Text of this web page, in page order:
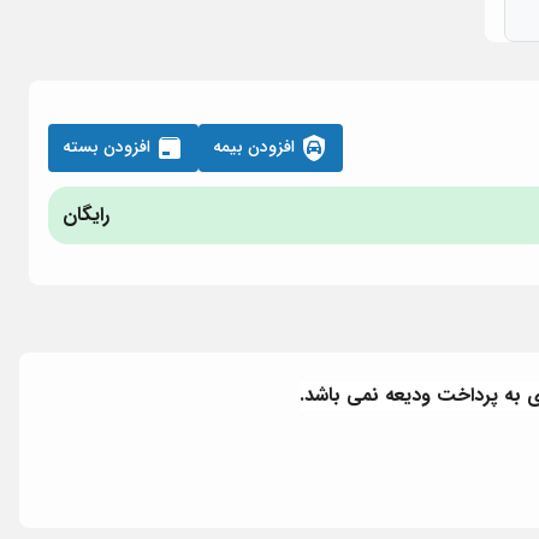
رایگان